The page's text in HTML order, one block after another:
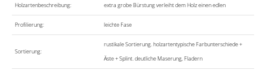
Holzartenbeschreibung: extra grobe Bürstung verleiht dem Holz einen edlen
Profilierung: leichte Fase
Sortierung:
rustikale Sortierung. holzartentypische Farbunterschiede +
Äste + Splint. deutliche Maserung, Fladern